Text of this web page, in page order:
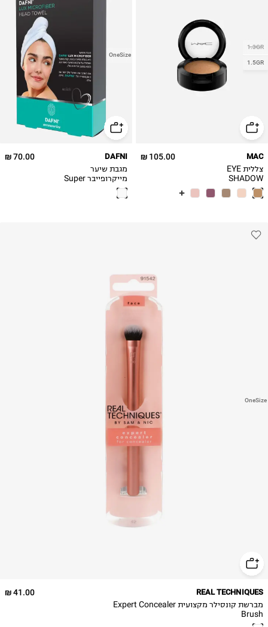
1.3GR
1.5GR
105.00 ₪ MAC
צללית EYE
SHADOW
OneSize
70.00 ₪ DAFNI
מגבת שיער
מייקרופייבר Super
absorbing micro-
fiber head towel
OneSize
41.00 ₪ REAL TECHNIQUES
מברשת קונסילר מקצועית Expert Concealer
Brush